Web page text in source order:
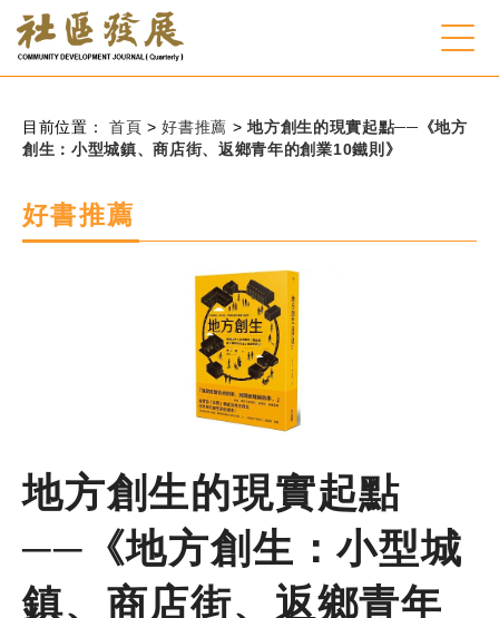
跳到主要內容
常見問題
客服諮詢
後台登入
字
搜
尋
入
關
鍵
季刊簡介
目前位置：首頁> 好書推薦 > 地方創生的現實起點──《地方
創生：小型城鎮、商店街、返鄉青年的創業10鐵則》
好書推薦
地方創生的現實起點
──《地方創生：小型城
鎮、商店街、返鄉青年